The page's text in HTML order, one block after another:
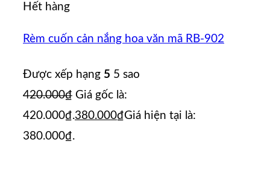
Hết hàng
Rèm cuốn cản nắng hoa văn mã RB-902
Được xếp hạng 5 5 sao
420.000₫ Giá gốc là:
420.000₫.380.000₫Giá hiện tại là:
380.000₫.